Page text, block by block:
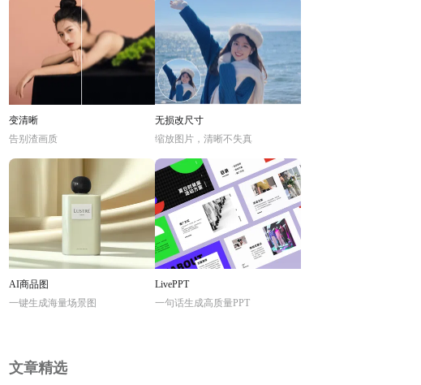
变清晰
告别渣画质
无损改尺寸
缩放图片，清晰不失真
AI商品图
一键生成海量场景图
LivePPT
一句话生成高质量PPT
文章精选